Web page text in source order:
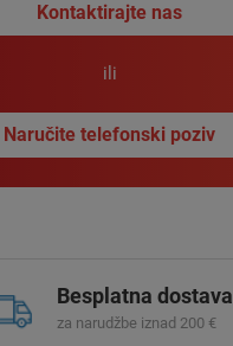
Kontaktirajte nas
ili
Naručite telefonski poziv
Besplatna dostava
za narudžbe iznad 200 €